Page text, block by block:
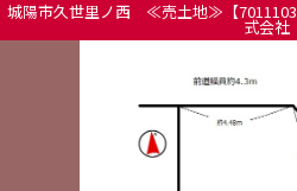
城陽市久世里ノ西 ≪売土地≫【7011103
式会社